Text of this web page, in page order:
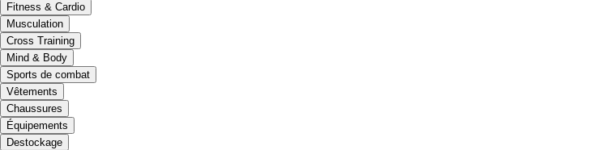
Fitness & Cardio
Musculation
Cross Training
Mind & Body
Sports de combat
Vêtements
Chaussures
Équipements
Destockage